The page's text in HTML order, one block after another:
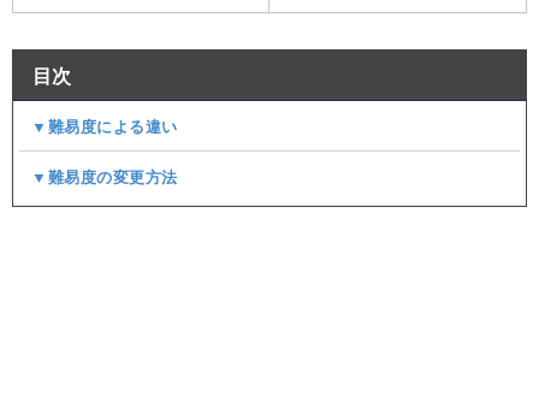
目次
▼難易度による違い
▼難易度の変更方法